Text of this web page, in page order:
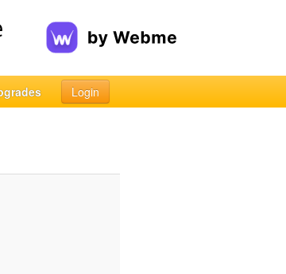
Login